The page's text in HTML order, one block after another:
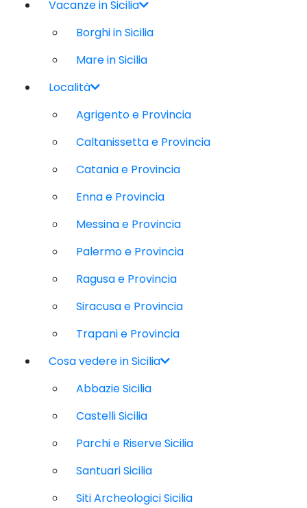
Vacanze in Sicilia
Borghi in Sicilia
Mare in Sicilia
Località
Agrigento e Provincia
Caltanissetta e Provincia
Catania e Provincia
Enna e Provincia
Messina e Provincia
Palermo e Provincia
Ragusa e Provincia
Siracusa e Provincia
Trapani e Provincia
Cosa vedere in Sicilia
Abbazie Sicilia
Castelli Sicilia
Parchi e Riserve Sicilia
Santuari Sicilia
Siti Archeologici Sicilia